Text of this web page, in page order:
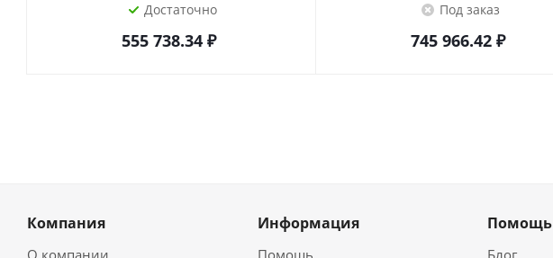
Достаточно
555 738.34₽
Под заказ
745 966.42₽
Компания
О компании
Информация
Помощь
Помощь
Блог